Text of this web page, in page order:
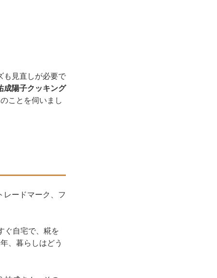
見直しが必要で
成陽子クッキング
ことを伺いまし
レードマーク、フ
ぐ自宅で、糀を
、暮らしはどう